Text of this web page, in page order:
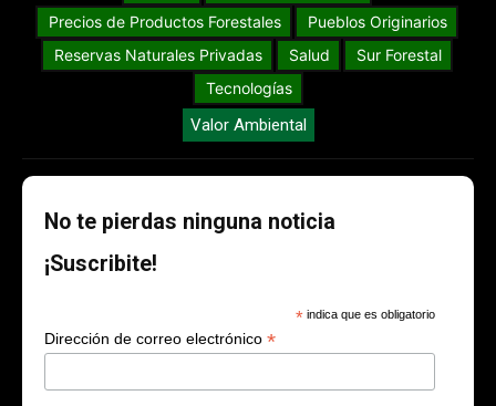
Precios de Productos Forestales
Pueblos Originarios
Reservas Naturales Privadas
Salud
Sur Forestal
Tecnologías
Valor Ambiental
No te pierdas ninguna noticia
¡Suscribite!
* indica que es obligatorio
Dirección de correo electrónico *